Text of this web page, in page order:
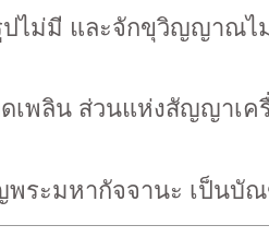
ปไม่มี และจักขุวิญญาณไ
เพลิน ส่วนแห่งสัญญาเค
พระมหากัจจานะ เป็น